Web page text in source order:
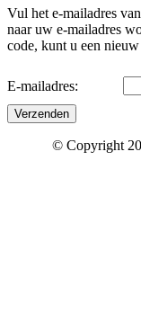
Vul het e-mailadres
naar uw e-mailadres
code, kunt u een
E-mailadres:
Verzenden
© Copyright